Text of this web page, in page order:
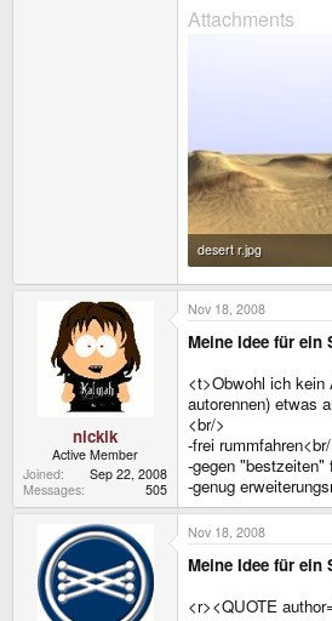
Attachments
desert r.jpg
189.5 KB · Views:
nickik
Active Member
Joined
Sep 22, 2008
Messages
505
Nov 18, 2008
Meine Idee für ein
<t>Obwohl ich kein
autorennen) etwas
<br/>
-frei
-gegen "bestzeiten"
-genug
Nov 18, 2008
Meine Idee für ein
<r><QUOTE